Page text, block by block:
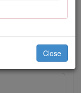
Close
、必ずお守りくだ